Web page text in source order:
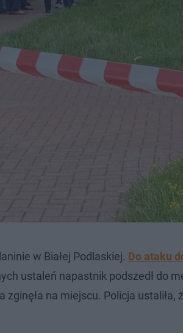
w Białej Podlaskiej. Do ataku
ustaleń napastnik podszedł do
zginęła na miejscu. Policja ustaliła,